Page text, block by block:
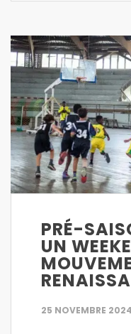
PRÉ-
UN
25 NOVEMBRE 2024